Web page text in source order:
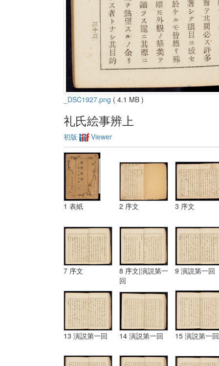
_DSC1927.png ( 4.1 MB )
礼氏絵事辨上
初版 Viewer
1 表紙 2 序文 3 序文
7 序文
8 序文|演説第一
回
9 演説第一回
13 演説第一回 14 演説第一回 15 演説第一回